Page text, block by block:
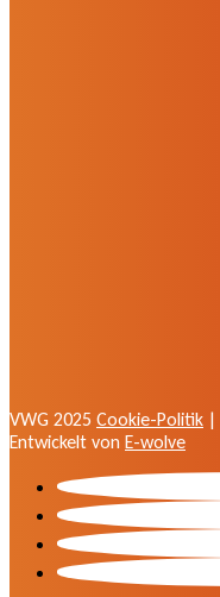
VWG 2025 Cookie-Politik |
Entwickelt von E-wolve